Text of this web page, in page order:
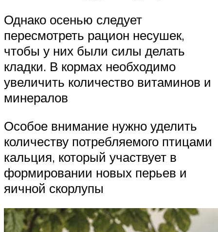
Однако осенью следует
пересмотреть рацион несушек,
чтобы у них были силы делать
кладки. В кормах необходимо
увеличить количество витаминов и
минералов
Особое внимание нужно уделить
количеству потребляемого птицами
кальция, который участвует в
формировании новых перьев и
яичной скорлупы